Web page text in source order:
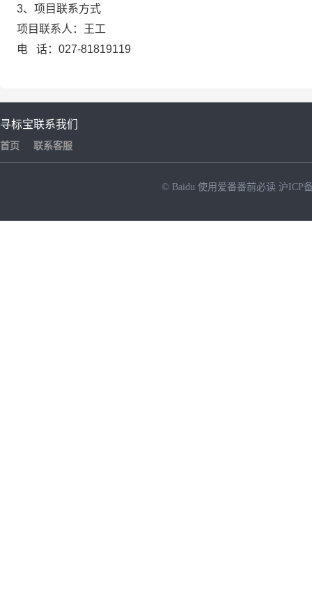
3、项目联系方式
项目联系人：
王工
电 话： 027-81819119
寻标宝
首页
联系我们
联系客服
© Baidu 使用爱番番前必读 沪ICP